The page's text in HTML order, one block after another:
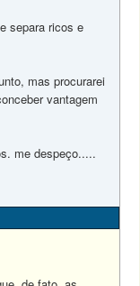
separa ricos e
mas procurarei
vantagem
me despeço.....